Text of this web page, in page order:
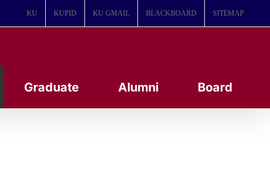
KU KUPID KU GMAIL BLACKBOARD SITEMAP
Graduate Alumni Board